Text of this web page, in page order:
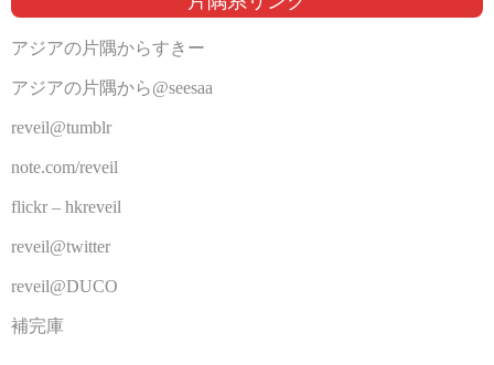
アジアの片隅からすきー
アジアの片隅から@seesaa
reveil@tumblr
note.com/reveil
flickr – hkreveil
reveil@twitter
reveil@DUCO
補完庫